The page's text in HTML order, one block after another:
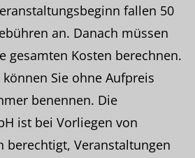
fallen 50
an. Danach müssen
gesamten Kosten berechnen.
Sie ohne Aufpreis
benennen. Die
ist bei Vorliegen von
berechtigt, Veranstaltungen